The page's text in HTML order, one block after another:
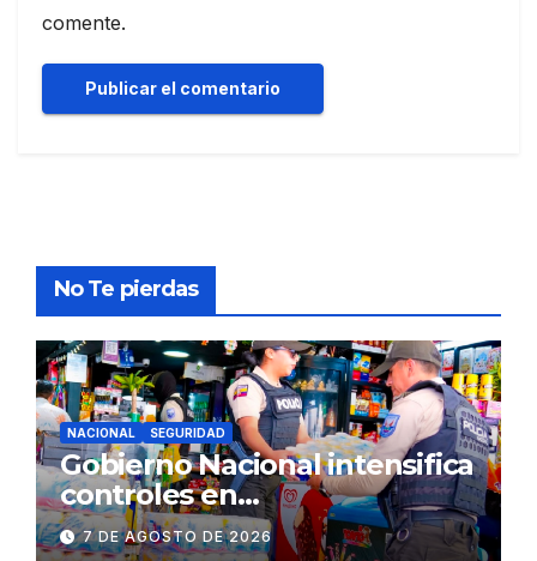
comente.
No Te pierdas
NACIONAL SEGURIDAD
Gobierno Nacional intensifica
controles en
establecimientos y espacios
públicos de Pichincha: 684
7 DE AGOSTO DE 2026